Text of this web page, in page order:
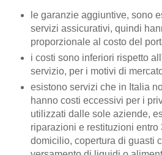
le garanzie aggiuntive, sono
servizi assicurativi, quindi
proporzionale al costo del
i costi sono inferiori rispetto
servizio, per i motivi di
esistono servizi che in Italia
hanno costi eccessivi per i
utilizzati dalle sole aziende,
riparazioni e restituzioni entro
domicilio, copertura di guasti